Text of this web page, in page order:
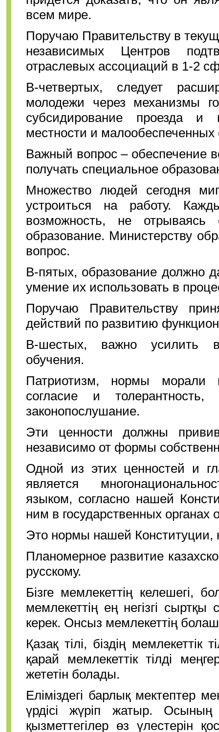
всем мире.
Поручаю Правительству в
независимых Центров
отраслевых ассоциаций в 1-2
В-четвертых, следует
молодежи через механизмы
субсидирование проезда и
местности и
Важный вопрос – обеспечение
получать специальное
Множество людей сегодня
устроиться на работу.
возможность, не
образование. Министерству
вопрос.
В-пятых, образование должно
умение их использовать в
Поручаю Правительству
действий по развитию
В-шестых, важно усилить
обучения.
Патриотизм, нормы морали
согласие и
законопослушание.
Эти ценности должны
независимо от формы
Одной из этих ценностей и
является
языком, согласно нашей
ним в государственных
Это нормы нашей Конституции,
Планомерное развитие
русскому.
Бізге мемлекеттің келешегі,
мемлекеттің ең негізгі
керек. Онсыз мемлекеттің
Қазақ тілі, біздің мемлекеттік
қарай мемлекеттік тілді
жететін болады.
Еліміздегі барлық мектептер
үрдісі жүріп жатыр. Осының
қызметтегілер өз үлестерін